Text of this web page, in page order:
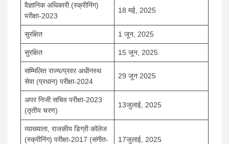
वैज्ञानिक अधिकारी (स्क्रीनिंग)
परीक्षा-2023
18 मई, 2025
सुरक्षित 1 जून, 2025
सुरक्षित 15 जून, 2025
सम्मिलित राज्य/प्रवर अधीनस्थ
सेवा (प्रधान) परीक्षा-2024
29 जून 2025
अपर निजी सचिव परीक्षा-2023
(तृतीय चरण)
13जुलाई, 2025
व्याख्याता, राजकीय डिग्री कॉलेज
(स्क्रीनिंग) परीक्षा-2017 (संगीत-
17जुलाई, 2025